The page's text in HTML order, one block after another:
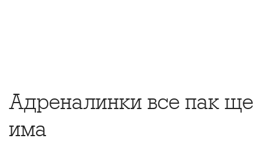
Адреналинки все пак ще
има